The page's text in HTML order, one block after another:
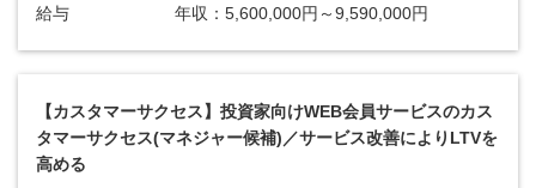
給与
年収：5,600,000円～9,590,000円
【カスタマーサクセス】投資家向けWEB会員サービスのカス
タマーサクセス(マネジャー候補)／サービス改善によりLTVを
高める